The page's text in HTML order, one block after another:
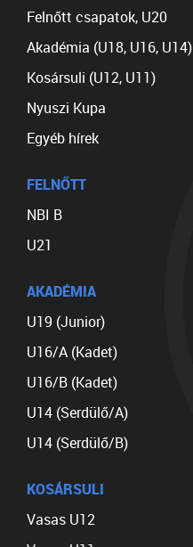
Felnőtt csapatok, U20
Akadémia (U18, U16, U14)
Kosársuli (U12, U11)
Nyuszi Kupa
Egyéb hírek
FELNŐTT
NBI B
U21
AKADÉMIA
U19 (Junior)
U16/A (Kadet)
U16/B (Kadet)
U14 (Serdülő/A)
U14 (Serdülő/B)
KOSÁRSULI
Vasas U12